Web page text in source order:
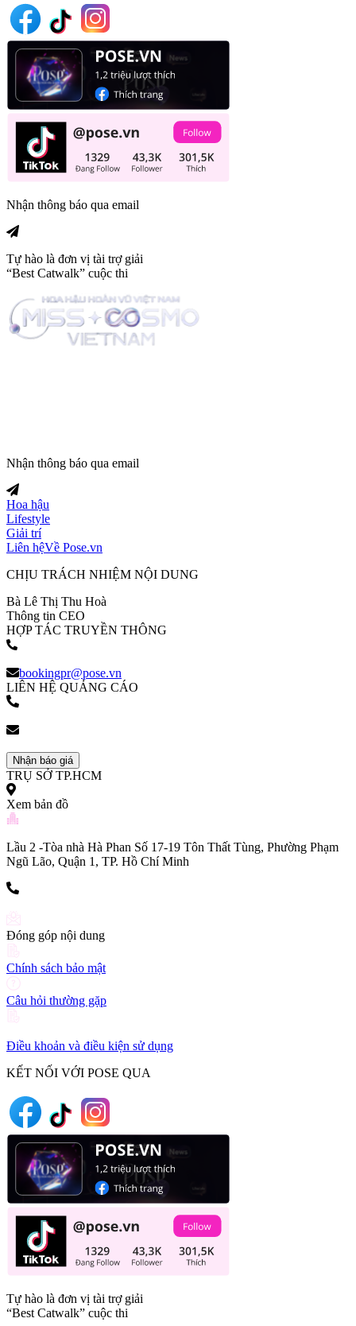
Nhận thông báo qua email
Tự hào là đơn vị tài trợ giải
“Best Catwalk” cuộc thi
Nhận thông báo qua email
Hoa hậu
Lifestyle
Giải trí
Liên hệVề Pose.vn
CHỊU TRÁCH NHIỆM NỘI DUNG
Bà Lê Thị Thu Hoà
Thông tin CEO
HỢP TÁC TRUYỀN THÔNG
bookingpr@pose.vn
LIÊN HỆ QUẢNG CÁO
Nhận báo giá
TRỤ SỞ TP.HCM
Xem bản đồ
Lầu 2 -Tòa nhà Hà Phan Số 17-19 Tôn Thất Tùng, Phường Phạm
Ngũ Lão, Quận 1, TP. Hồ Chí Minh
Đóng góp nội dung
Chính sách bảo mật
Câu hỏi thường gặp
Điều khoản và điều kiện sử dụng
KẾT NỐI VỚI POSE QUA
Tự hào là đơn vị tài trợ giải
“Best Catwalk” cuộc thi